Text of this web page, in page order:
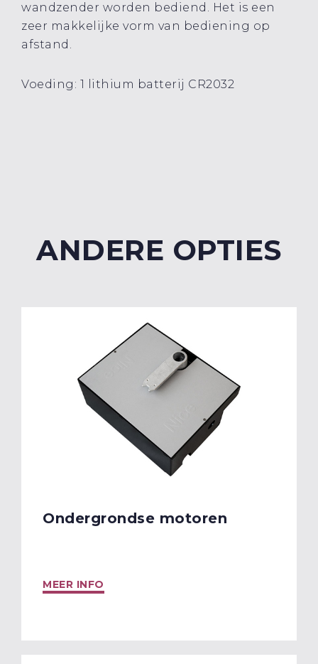
wandzender worden bediend. Het is een
zeer makkelijke vorm van bediening op
afstand.
Voeding: 1 lithium batterij CR2032
ANDERE OPTIES
Ondergrondse motoren
MEER INFO